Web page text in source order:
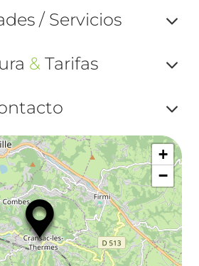
ou
/ Servicios
ou
&Tarifas
ou
et
ou
+
−